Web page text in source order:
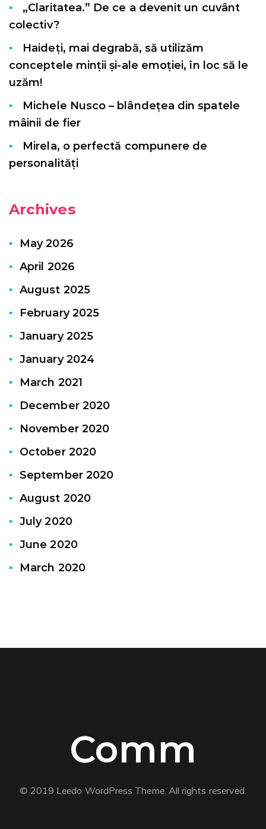
„Claritatea.” De ce a devenit un cuvânt
colectiv?
Haideți, mai degrabă, să utilizăm
conceptele minții și-ale emoției, în loc să le
uzăm!
Michele Nusco – blândețea din spatele
mâinii de fier
Mirela, o perfectă compunere de
personalități
Archives
May 2026
April 2026
August 2025
February 2025
January 2025
January 2024
March 2021
December 2020
November 2020
October 2020
September 2020
August 2020
July 2020
June 2020
March 2020
Comm
© 2019 Leedo WordPress Theme. All rights reserved.